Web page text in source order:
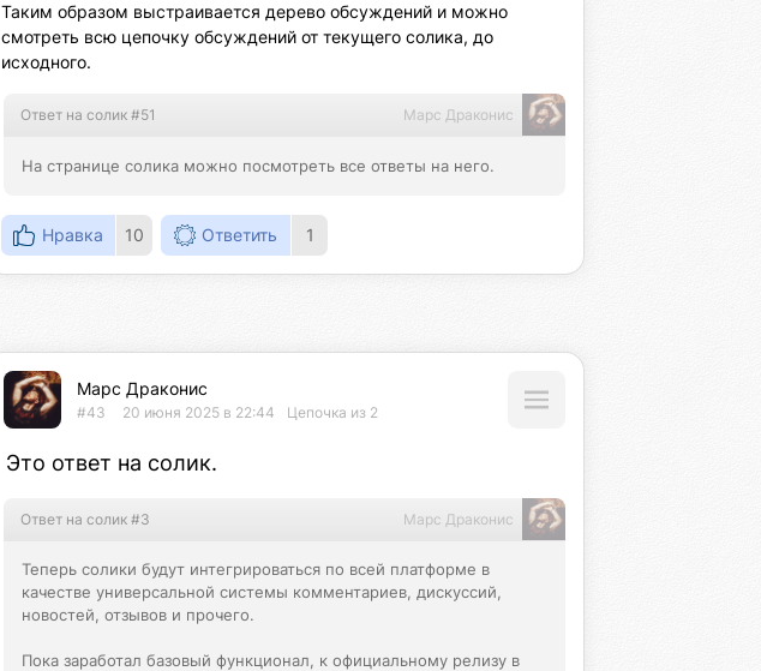
Таким образом выстраивается дерево обсуждений и можно
смотреть всю цепочку обсуждений от текущего солика, до
исходного.
Ответ на солик #51 Марс Драконис
На странице солика можно посмотреть все ответы на него.
Нравка 10 Ответить 1
Марс Драконис
#43 20 июня 2025 в 22:44 Цепочка из 2
Это ответ на солик.
Ответ на солик #3 Марс Драконис
Теперь солики будут интегрироваться по всей платформе в
качестве универсальной системы комментариев, дискуссий,
новостей, отзывов и прочего.
Пока заработал базовый функционал, к официальному релизу в